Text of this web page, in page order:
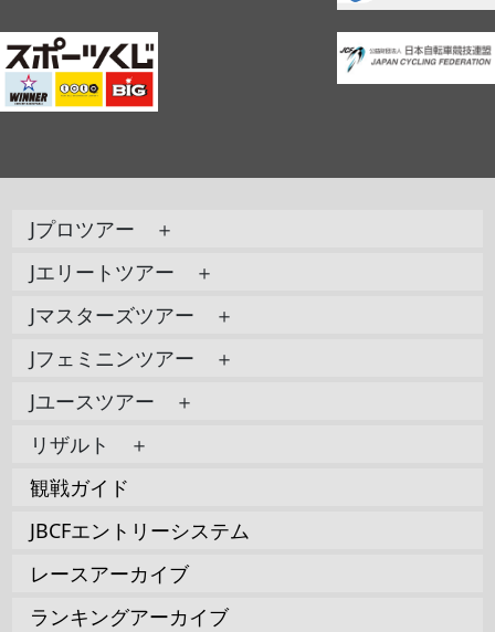
Jプロツアー ＋
Jエリートツアー ＋
Jマスターズツアー ＋
Jフェミニンツアー ＋
Jユースツアー ＋
リザルト ＋
観戦ガイド
JBCFエントリーシステム
レースアーカイブ
ランキングアーカイブ